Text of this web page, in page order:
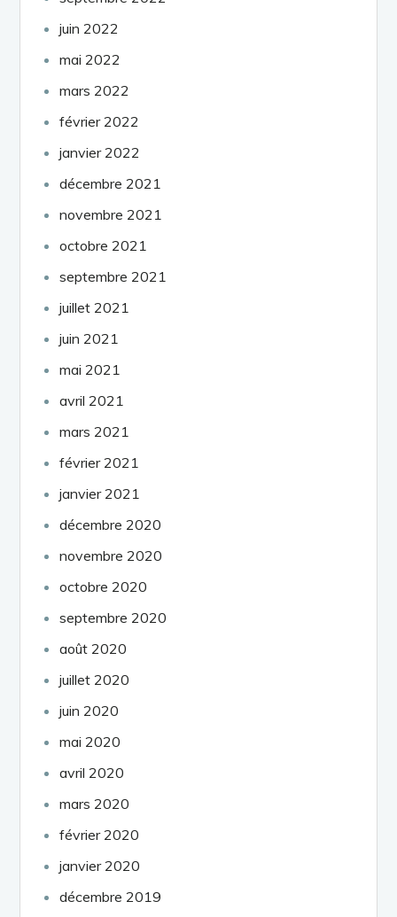
juin 2022
mai 2022
mars 2022
février 2022
janvier 2022
décembre 2021
novembre 2021
octobre 2021
septembre 2021
juillet 2021
juin 2021
mai 2021
avril 2021
mars 2021
février 2021
janvier 2021
décembre 2020
novembre 2020
octobre 2020
septembre 2020
août 2020
juillet 2020
juin 2020
mai 2020
avril 2020
mars 2020
février 2020
janvier 2020
décembre 2019